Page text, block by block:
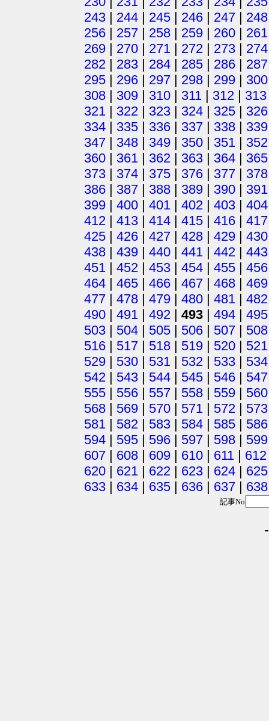
243 | 244 | 245 | 246 | 247 | 248
256 | 257 | 258 | 259 | 260 | 261
269 | 270 | 271 | 272 | 273 | 274
282 | 283 | 284 | 285 | 286 | 287
295 | 296 | 297 | 298 | 299 | 300
308 | 309 | 310 | 311 | 312 | 313
321 | 322 | 323 | 324 | 325 | 326
334 | 335 | 336 | 337 | 338 | 339
347 | 348 | 349 | 350 | 351 | 352
360 | 361 | 362 | 363 | 364 | 365
373 | 374 | 375 | 376 | 377 | 378
386 | 387 | 388 | 389 | 390 | 391
399 | 400 | 401 | 402 | 403 | 404
412 | 413 | 414 | 415 | 416 | 417
425 | 426 | 427 | 428 | 429 | 430
438 | 439 | 440 | 441 | 442 | 443
451 | 452 | 453 | 454 | 455 | 456
464 | 465 | 466 | 467 | 468 | 469
477 | 478 | 479 | 480 | 481 | 482
490 | 491 | 492 | 493 | 494 | 495
503 | 504 | 505 | 506 | 507 | 508
516 | 517 | 518 | 519 | 520 | 521
529 | 530 | 531 | 532 | 533 | 534
542 | 543 | 544 | 545 | 546 | 547
555 | 556 | 557 | 558 | 559 | 560
568 | 569 | 570 | 571 | 572 | 573
581 | 582 | 583 | 584 | 585 | 586
594 | 595 | 596 | 597 | 598 | 599
607 | 608 | 609 | 610 | 611 | 612
620 | 621 | 622 | 623 | 624 | 625
633 | 634 | 635 | 636 | 637 | 638
記事No